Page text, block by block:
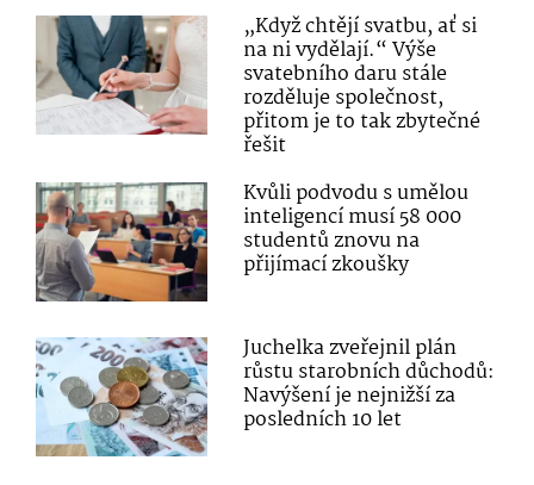
„Když chtějí svatbu, ať si
na ni vydělají.“ Výše
svatebního daru stále
rozděluje společnost,
přitom je to tak zbytečné
řešit
Kvůli podvodu s umělou
inteligencí musí 58 000
studentů znovu na
přijímací zkoušky
Juchelka zveřejnil plán
růstu starobních důchodů:
Navýšení je nejnižší za
posledních 10 let